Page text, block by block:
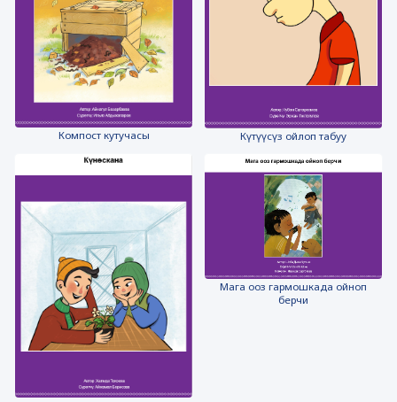
Компост кутучасы Күтүүсүз ойлоп табуу
Мага ооз гармошкада ойноп
берчи